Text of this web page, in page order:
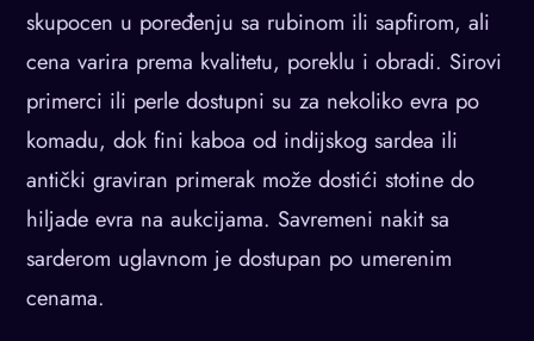
skupocen u poređenju sa rubinom ili sapfirom, ali
cena varira prema kvalitetu, poreklu i obradi. Sirovi
primerci ili perle dostupni su za nekoliko evra po
komadu, dok fini kaboa od indijskog sardea ili
antički graviran primerak može dostići stotine do
hiljade evra na aukcijama. Savremeni nakit sa
sarderom uglavnom je dostupan po umerenim
cenama.